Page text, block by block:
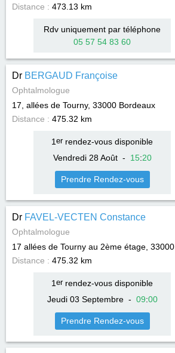
Distance : 473.13 km
Rdv uniquement par téléphone
05 57 54 83 60
Dr BERGAUD Françoise
Ophtalmologue
17, allées de Tourny, 33000 Bordeaux
Distance : 475.32 km
1 errendez-vous disponible
Vendredi 28 Août- 15:20
Prendre Rendez-vous
Dr FAVEL-VECTEN Constance
Ophtalmologue
17 allées de Tourny au 2ème étage, 33000
Distance : 475.32 km
1 errendez-vous disponible
Jeudi 03 Septembre- 09:00
Prendre Rendez-vous